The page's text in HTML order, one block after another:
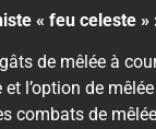
« feu celeste »
de mêlée à
l’option de
combats de